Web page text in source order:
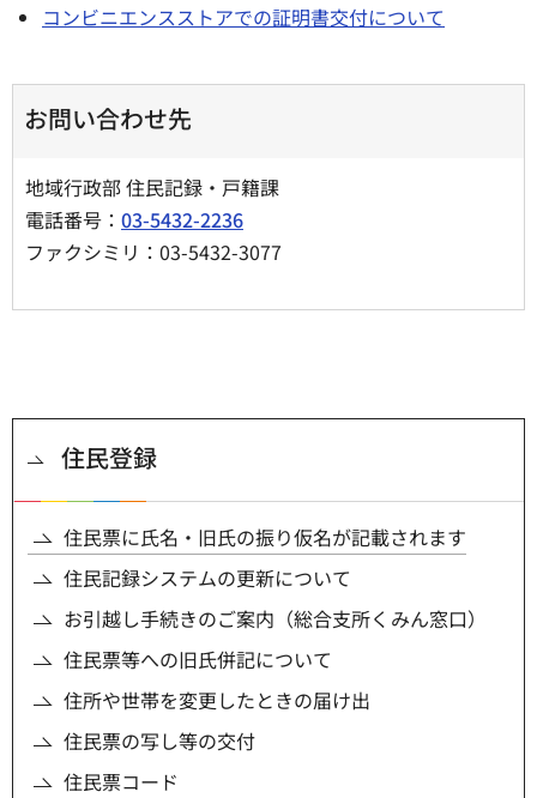
コンビニエンスストアでの証明書交付について
お問い合わせ先
地域行政部 住民記録・戸籍課
電話番号： 03-5432-2236
ファクシミリ：03-5432-3077
住民登録
住民票に氏名・旧氏の振り仮名が記載されます
住民記録システムの更新について
お引越し手続きのご案内（総合支所くみん窓口）
住民票等への旧氏併記について
住所や世帯を変更したときの届け出
住民票の写し等の交付
住民票コード